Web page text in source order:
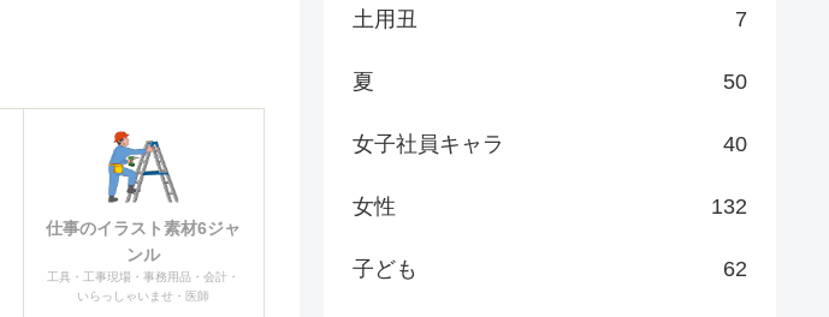
仕事のイラスト素材6ジャ
ンル
工具・工事現場・事務用品・会計・
いらっしゃいませ・医師
土用丑 7
夏 50
女子社員キャラ 40
女性 132
子ども 62